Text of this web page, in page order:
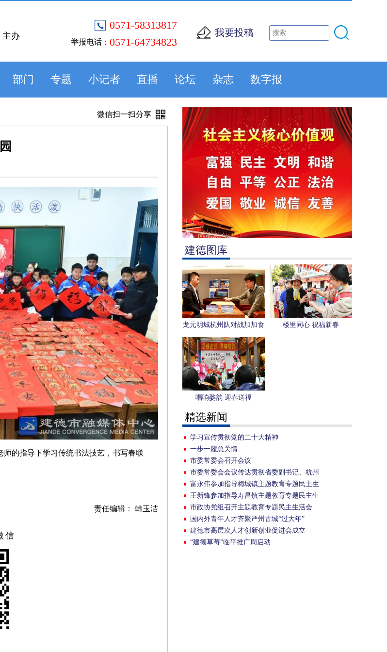
0571-58313817
举报电话： 0571-64734823
我要投稿
主办
部门 专题 小记者 直播 论坛 杂志 数字报
建德图库
龙元明城杭州队对战加加食
品天津队中国围棋甲级联赛
走进梅城龙山书院
楼里同心 祝福新春
唱响婺韵 迎春送福
精选新闻
学习宣传贯彻党的二十大精神
一步一履总关情
市委常委会召开会议
市委常委会会议传达贯彻省委副书记、杭州
市委书记刘捷来建调研精神
富永伟参加指导梅城镇主题教育专题民主生
活会
王新锋参加指导寿昌镇主题教育专题民主生
活会
市政协党组召开主题教育专题民主生活会
国内外青年人才齐聚严州古城“过大年”
建德市高层次人才创新创业促进会成立
“建德草莓”临平推广周启动
微信扫一扫分享
师的指导下学习传统书法技艺，书写春联
责任编辑： 韩玉洁
信